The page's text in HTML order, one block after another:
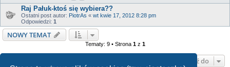
Raj Pałuk-ktoś się wybiera??
Ostatni post autor: PiotrAs « wt kwie 17, 2012 8:28 pm
Odpowiedzi: 1
NOWY TEMAT
Tematy: 9 • Strona 1z 1
Przejdź do